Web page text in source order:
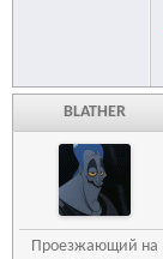
BLATHER
Проезжающий на